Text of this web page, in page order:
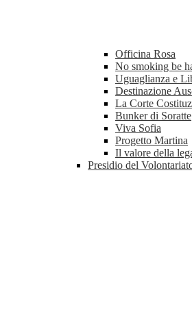
Officina Rosa
No smoking be
Uguaglianza e
Destinazione
La Corte
Bunker di Soratte
Viva Sofia
Progetto Martina
Il valore della
Presidio del